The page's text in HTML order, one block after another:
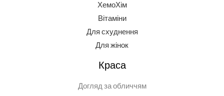
ХемоХім
Вітаміни
Для схуднення
Для жінок
Краса
Догляд за обличчям